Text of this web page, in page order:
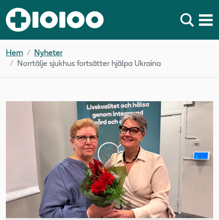
Hem
Nyheter
Norrtälje sjukhus fortsätter hjälpa Ukraina